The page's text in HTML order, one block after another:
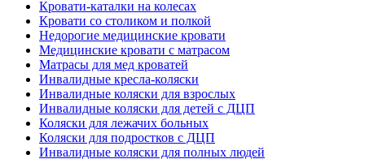
Кровати-каталки на колесах
Кровати со столиком и полкой
Недорогие медицинские кровати
Медицинские кровати с матрасом
Матрасы для мед кроватей
Инвалидные кресла-коляски
Инвалидные коляски для взрослых
Инвалидные коляски для детей с ДЦП
Коляски для лежачих больных
Коляски для подростков с ДЦП
Инвалидные коляски для полных людей